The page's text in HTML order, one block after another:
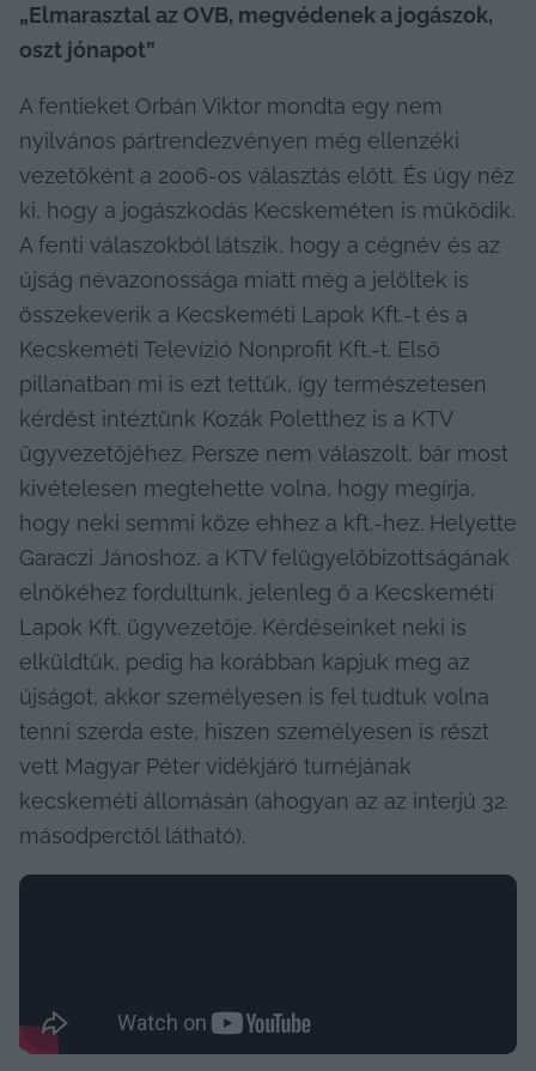
„Elmarasztal az OVB, megvédenek a jogászok,
oszt jónapot”
A fentieket Orbán Viktor mondta egy nem
nyilvános pártrendezvényen még ellenzéki
vezetőként a 2006-os választás előtt. És úgy néz
ki, hogy a jogászkodás Kecskeméten is működik.
A fenti válaszokból látszik, hogy a cégnév és az
újság névazonossága miatt még a jelöltek is
összekeverik a Kecskeméti Lapok Kft.-t és a
Kecskeméti Televízió Nonprofit Kft.-t. Első
pillanatban mi is ezt tettük, így természetesen
kérdést intéztünk Kozák Poletthez is a KTV
ügyvezetőjéhez. Persze nem válaszolt, bár most
kivételesen megtehette volna, hogy megírja,
hogy neki semmi köze ehhez a kft.-hez. Helyette
Garaczi Jánoshoz, a KTV felügyelőbizottságának
elnökéhez fordultunk, jelenleg ő a Kecskeméti
Lapok Kft. ügyvezetője. Kérdéseinket neki is
elküldtük, pedig ha korábban kapjuk meg az
újságot, akkor személyesen is fel tudtuk volna
tenni szerda este, hiszen személyesen is részt
vett Magyar Péter vidékjáró turnéjának
kecskeméti állomásán (ahogyan az az interjú 32.
másodperctől látható).